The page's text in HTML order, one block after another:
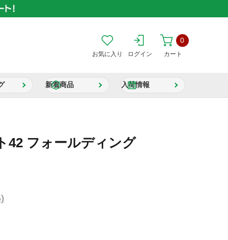
お気に入り ログイン カート
0
新着商品 入荷情報
42 フォールディング